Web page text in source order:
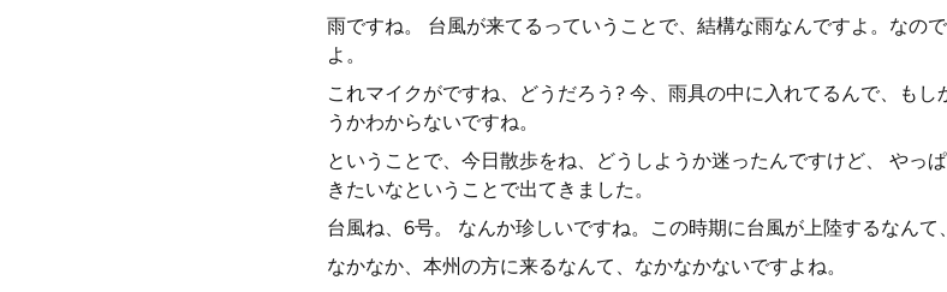
雨ですね。 台風が来てるっていうことで、結構な雨なんですよ。なの
よ。
これマイクがですね、どうだろう? 今、雨具の中に入れてるんで、も
うかわからないですね。
ということで、今日散歩をね、どうしようか迷ったんですけど、 やっ
きたいなということで出てきました。
台風ね、6号。 なんか珍しいですね。この時期に台風が上陸するなんて、
なかなか、本州の方に来るなんて、なかなかないですよね。